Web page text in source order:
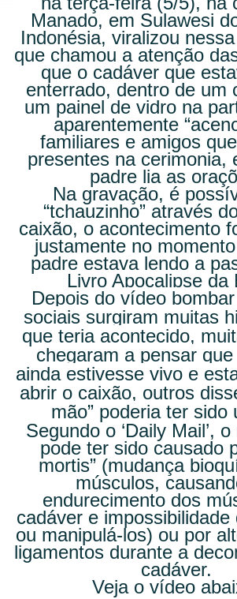
Manado, em Sulawesi
Indonésia, viralizou
que chamou a atenção
que o cadáver que
enterrado, dentro de um
um painel de vidro na
aparentemente
familiares e amigos
presentes na cerimonia,
padre lia as
Na gravação, é
“tchauzinho” através
caixão, o acontecimento
justamente no
padre estava lendo a
Livro Apocalipse da
Depois do vídeo
sociais surgiram muitas
que teria acontecido,
chegaram a pensar
ainda estivesse vivo e
abrir o caixão, outros
mão” poderia ter sido
Segundo o ‘Daily Mail’,
pode ter sido causado
mortis” (mudança
músculos,
endurecimento dos
cadáver e impossibilidade
ou manipulá-los) ou por
ligamentos durante a
cadáver.
Veja o vídeo